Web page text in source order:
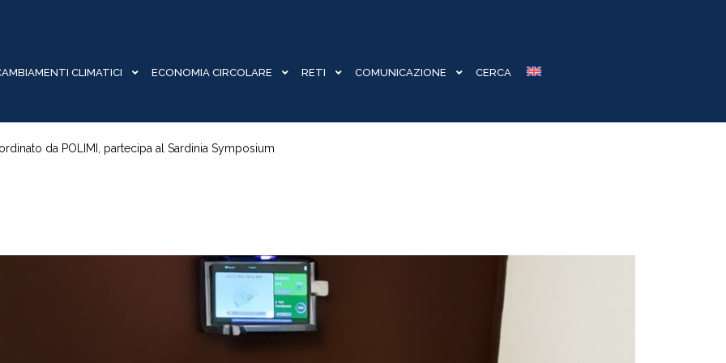
CLIMATICI ECONOMIA CIRCOLARE RETI COMUNICAZIONE CERCA
da POLIMI, partecipa al Sardinia Symposium